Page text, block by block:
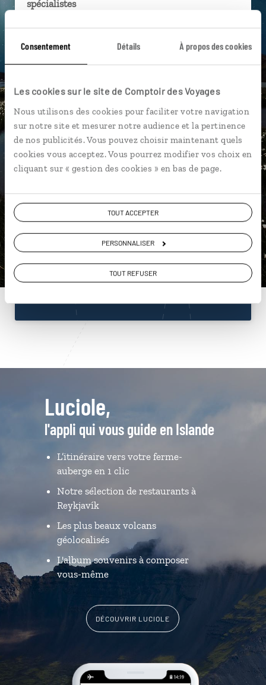
Consentement Détails À propos des cookies
Les cookies sur le site de Comptoir des Voyages
Nous utilisons des cookies pour faciliter votre navigation
sur notre site et mesurer notre audience et la pertinence
de nos publicités. Vous pouvez choisir maintenant quels
cookies vous acceptez. Vous pourrez modifier vos choix en
cliquant sur « gestion des cookies » en bas de page.
TOUT ACCEPTER
PERSONNALISER
TOUT REFUSER
spécialistes
Ils sauront organiser votre itinéraire au plus
près de vos envies et de la réalité du pays.
Échangez en face à face ou depuis nos studios
téléphone.
Vous gardez le même interlocuteur avant,
pendant et après votre voyage.
ou
Construisez votre voyage avec un spécialiste Islande
01 85 08 22 96
Luciole,
l'appli qui vous guide en Islande
L’itinéraire vers votre ferme-
auberge en 1 clic
Notre sélection de restaurants à
Reykjavík
Les plus beaux volcans
géolocalisés
L'album souvenirs à composer
vous-même
DÉCOUVRIR LUCIOLE